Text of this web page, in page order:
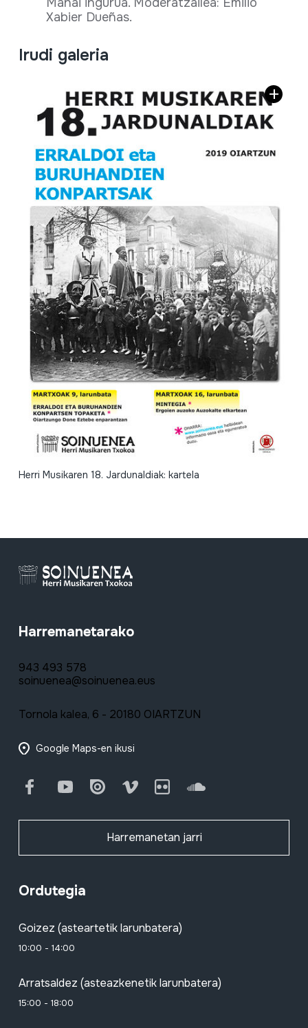
Mahai ingurua. Moderatzailea: Emilio
Xabier Dueñas.
Irudi galeria
Herri Musikaren 18. Jardunaldiak: kartela
Harremanetarako
943 493 578
soinuenea@soinuenea.eus
Tornola kalea, 6 - 20180 OIARTZUN
Google Maps-en ikusi
FacebookYoutube Issuu Vimeo Flickr SoundCloud
Harremanetan jarri
Ordutegia
Goizez (asteartetik larunbatera)
10:00 - 14:00
Arratsaldez (asteazkenetik larunbatera)
15:00 - 18:00